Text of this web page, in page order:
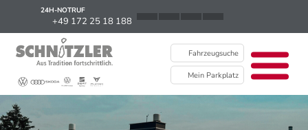
24H-NOTRUF
+49 172 25 18 188
Fahrzeugsuche
Mein Parkplatz
News
Kontakt / Standorte